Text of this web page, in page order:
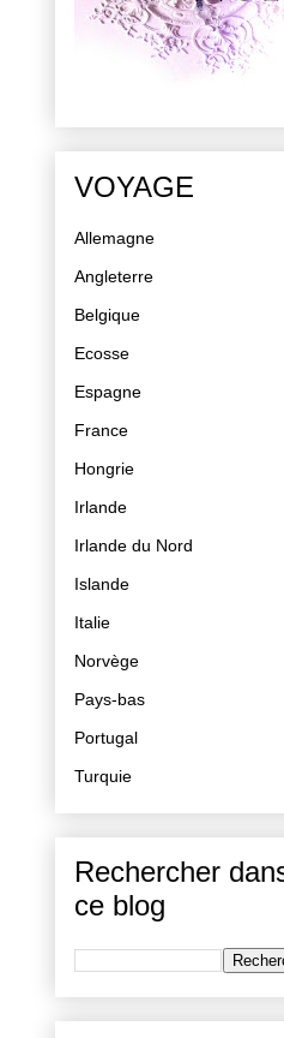
VOYAGE
Allemagne
Angleterre
Belgique
Ecosse
Espagne
France
Hongrie
Irlande
Irlande du Nord
Islande
Italie
Norvège
Pays-bas
Portugal
Turquie
Rechercher
ce blog